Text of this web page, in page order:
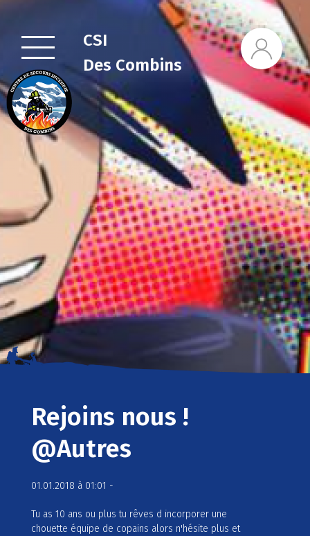
CSI
Des Combins
Rejoins nous !
@Autres
01.01.2018 à 01:01 -
Tu as 10 ans ou plus tu rêves d incorporer une
chouette équipe de copains alors n'hésite plus et